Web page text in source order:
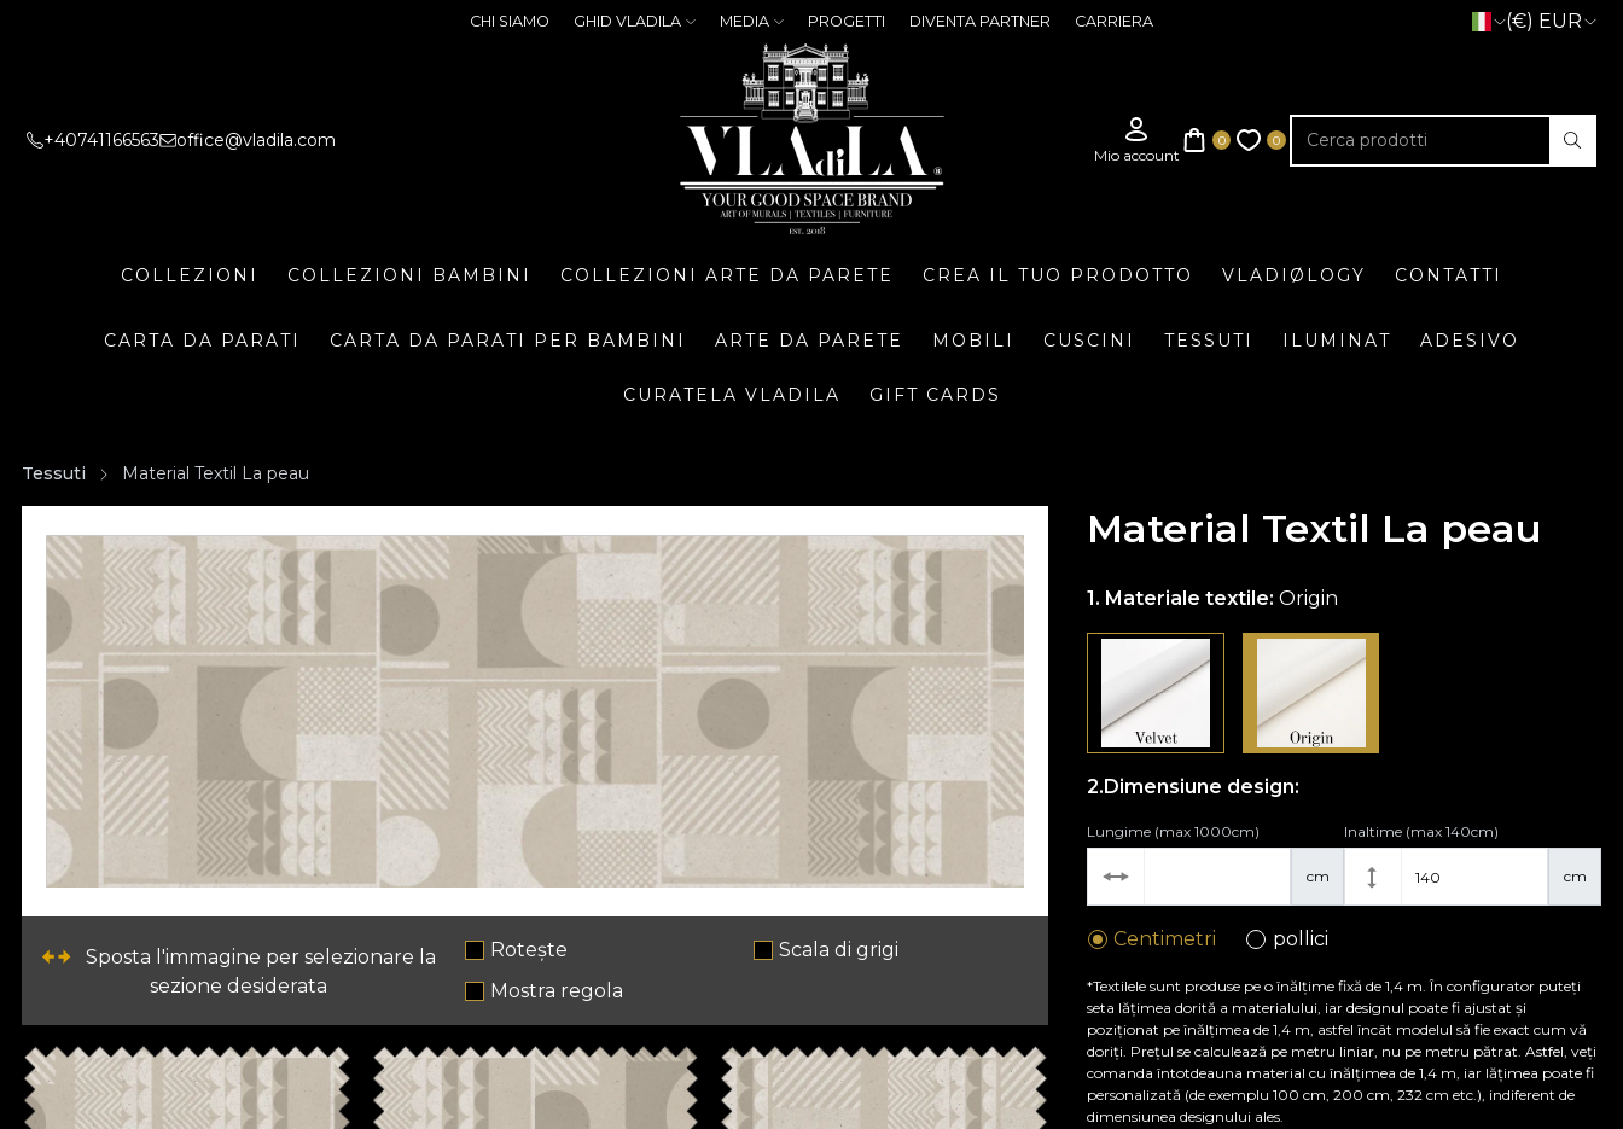
CHI SIAMO GHID VLADILA MEDIA PROGETTI DIVENTA PARTNER CARRIERA (€) EUR
+40741166563 office@vladila.com
COLLEZIONI COLLEZIONI BAMBINI COLLEZIONI ARTE DA PARETE CREA IL TUO PRODOTTO VLADIØLOGY CONTATTI
CARTA DA PARATI CARTA DA PARATI PER BAMBINI ARTE DA PARETE MOBILI CUSCINI TESSUTI ILUMINAT ADESIVO
CURATELA VLADILA GIFT CARDS
Tessuti Material Textil La peau
Sposta l'immagine per selezionare la
sezione desiderata
Rotește
Scala di grigi
Mostra regola
Material Textil La peau
Materiale textile:Origin
Dimensiune design:
cm
Lungime (max 1000cm)
cm
Inaltime (max 140cm)
Centimetri pollici
*Textilele sunt produse pe o înălțime fixă de 1,4 m. În configurator puteți
seta lățimea dorită a materialului, iar designul poate fi ajustat și
poziționat pe înălțimea de 1,4 m, astfel încât modelul să fie exact cum vă
doriți. Prețul se calculează pe metru liniar, nu pe metru pătrat. Astfel, veți
comanda întotdeauna material cu înălțimea de 1,4 m, iar lățimea poate fi
personalizată (de exemplu 100 cm, 200 cm, 232 cm etc.), indiferent de
dimensiunea designului ales.